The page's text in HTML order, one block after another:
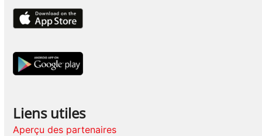
Liens utiles
Aperçu des partenaires